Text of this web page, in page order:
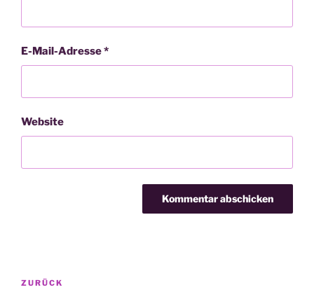
E-Mail-Adresse*
Website
Beitragsnavigation
Vorheriger
ZURÜCK